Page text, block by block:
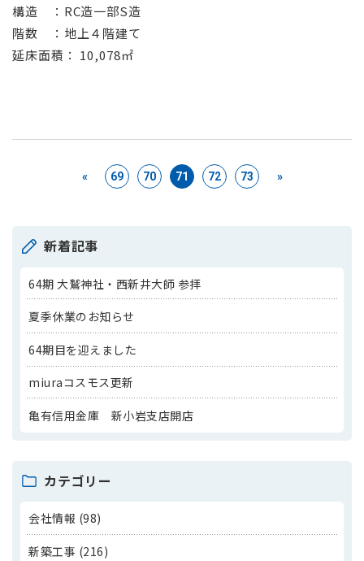
構造 ：RC造一部S造
階数 ：地上４階建て
延床面積： 10,078㎡
« 69 70 71 72 73 »
新着記事
64期 大鷲神社・西新井大師 参拝
夏季休業のお知らせ
64期目を迎えました
miuraコスモス更新
亀有信用金庫 新小岩支店開店
カテゴリー
会社情報 (98)
新築工事 (216)